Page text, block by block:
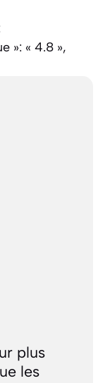
»: « 4.8 »,
plus
les